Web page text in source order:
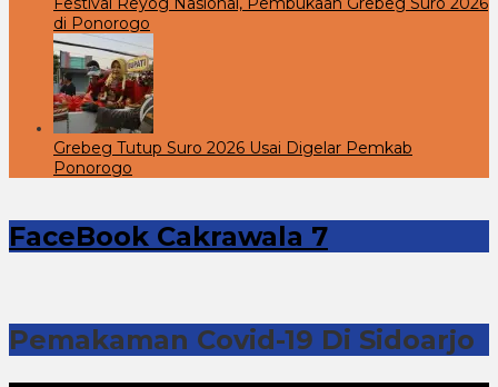
di Ponorogo
Grebeg Tutup Suro 2026 Usai Digelar Pemkab
Ponorogo
FaceBook Cakrawala 7
Pemakaman Covid-19 Di Sidoarjo